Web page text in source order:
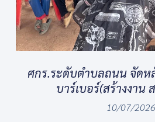
ศกร.ระดับตำบลถนน จัดห
บาร์เบอร์(สร้างงาน
10/07/2026